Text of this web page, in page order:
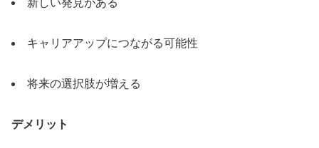
新しい発見がある
キャリアアップにつながる可能性
将来の選択肢が増える
デメリット